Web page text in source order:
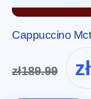
Cappuccino Mct
zł189.99
cena
zł